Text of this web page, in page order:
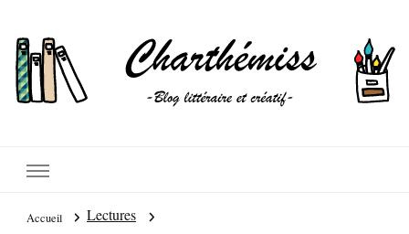
Accueil Lectures